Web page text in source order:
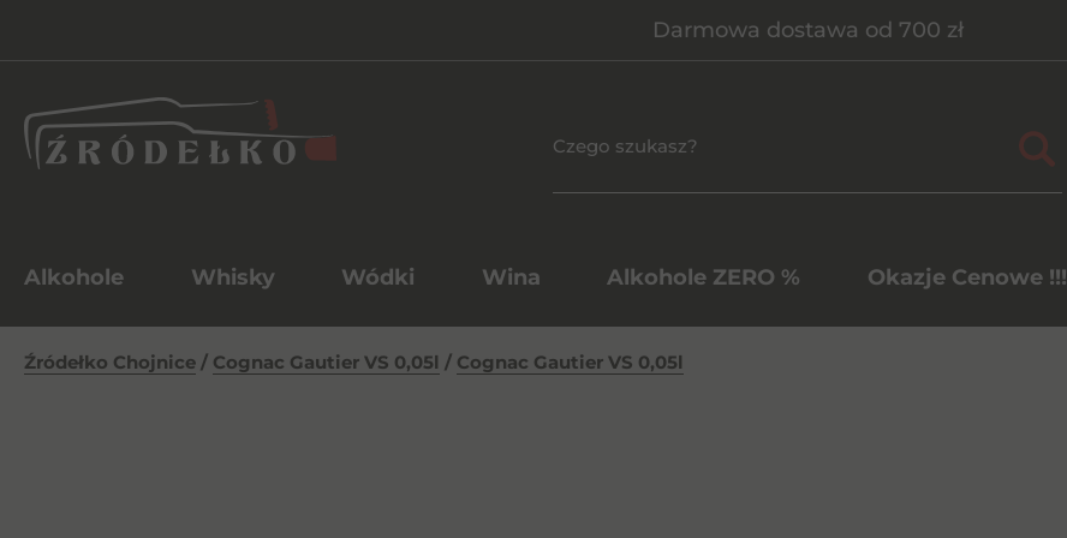
Darmowa dostawa od 700 zł
Alkohole Whisky Wódki Wina Alkohole ZERO % Okazje Cenowe !!!
Źródełko Chojnice / Cognac Gautier VS 0,05l / Cognac Gautier VS 0,05l